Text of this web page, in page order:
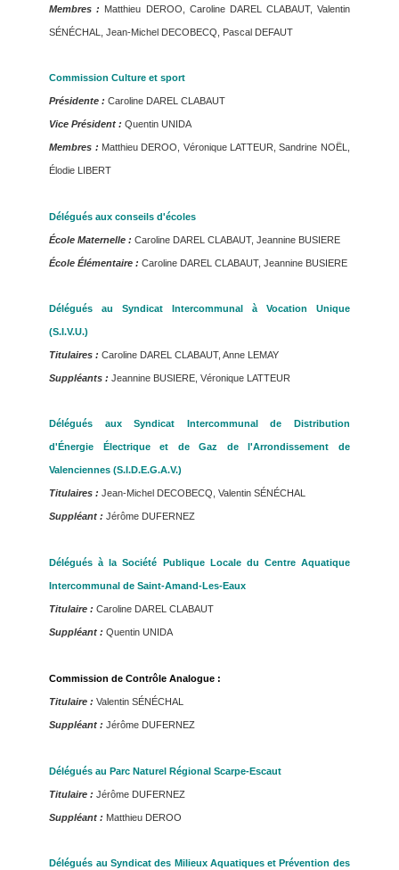
Membres : Matthieu DEROO, Caroline DAREL CLABAUT, Valentin
SÉNÉCHAL, Jean-Michel DECOBECQ, Pascal DEFAUT
Commission Culture et sport
Présidente : Caroline DAREL CLABAUT
Vice Président : Quentin UNIDA
Membres : Matthieu DEROO, Véronique LATTEUR, Sandrine NOËL,
Élodie LIBERT
Délégués aux conseils d'écoles
École Maternelle : Caroline DAREL CLABAUT, Jeannine BUSIERE
École Élémentaire : Caroline DAREL CLABAUT, Jeannine BUSIERE
Délégués au Syndicat Intercommunal à Vocation Unique
(S.I.V.U.)
Titulaires : Caroline DAREL CLABAUT, Anne LEMAY
Suppléants : Jeannine BUSIERE, Véronique LATTEUR
Délégués aux Syndicat Intercommunal de Distribution
d'Énergie Électrique et de Gaz de l'Arrondissement de
Valenciennes (S.I.D.E.G.A.V.)
Titulaires : Jean-Michel DECOBECQ, Valentin SÉNÉCHAL
Suppléant : Jérôme DUFERNEZ
Délégués à la Société Publique Locale du Centre Aquatique
Intercommunal de Saint-Amand-Les-Eaux
Titulaire : Caroline DAREL CLABAUT
Suppléant : Quentin UNIDA
Commission de Contrôle Analogue :
Titulaire : Valentin SÉNÉCHAL
Suppléant : Jérôme DUFERNEZ
Délégués au Parc Naturel Régional Scarpe-Escaut
Titulaire : Jérôme DUFERNEZ
Suppléant : Matthieu DEROO
Délégués au Syndicat des Milieux Aquatiques et Prévention des